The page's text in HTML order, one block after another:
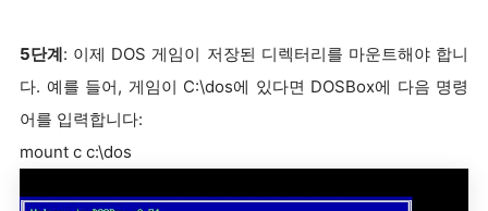
5단계: 이제 DOS 게임이 저장된 디렉터리를 마운트해야 합니
다. 예를 들어, 게임이 C:\dos에 있다면 DOSBox에 다음 명령
어를 입력합니다:
mount c c:\dos